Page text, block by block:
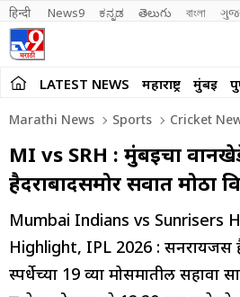
हिन्दी News9 ಕನ್ನಡ తెలుగు বাংলা
LATEST NEWS महाराष्ट्र मुंबई
Marathi News Sports Cricket
MI vs SRH : मुंबईचा
हैदराबादसमोर सर्वात मोठा
Mumbai Indians vs Sunrisers
Highlight, IPL 2026 : सनरायजर्स
स्पर्धेच्या 19 व्या मोसमातील